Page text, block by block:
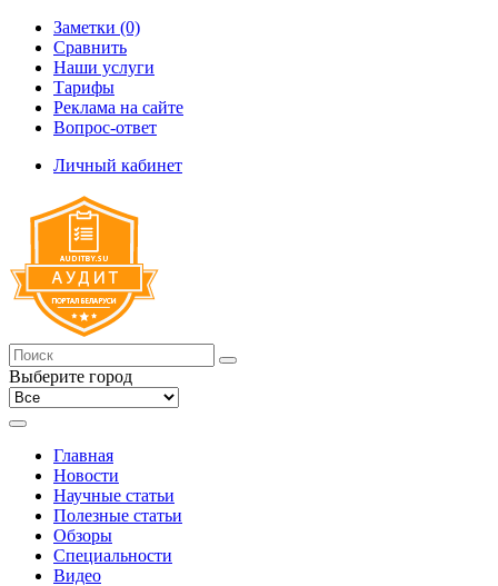
Заметки (0)
Сравнить
Наши услуги
Тарифы
Реклама на сайте
Вопрос-ответ
Личный кабинет
Выберите город
Главная
Новости
Научные статьи
Полезные статьи
Обзоры
Специальности
Видео